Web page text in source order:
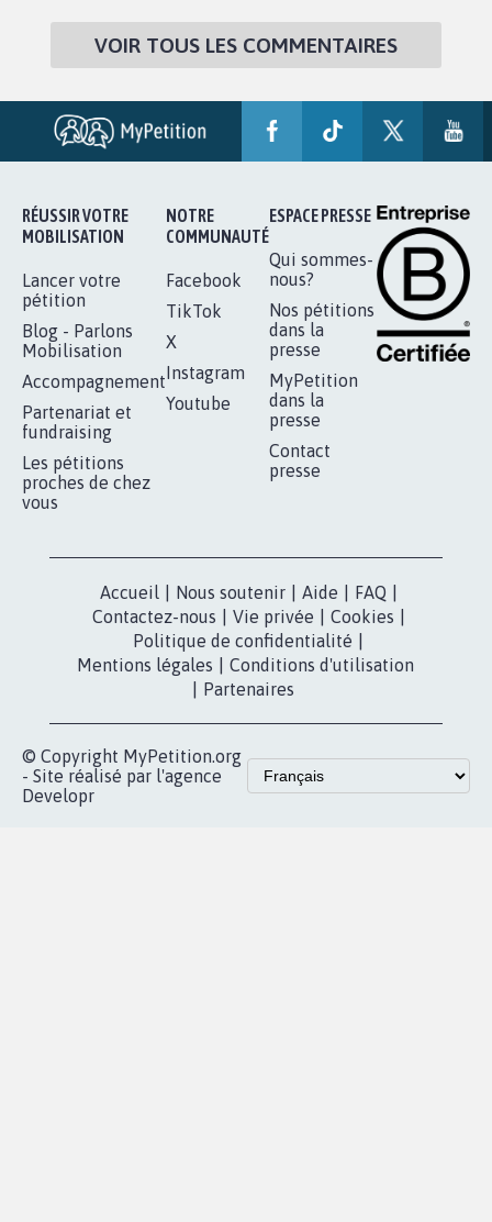
VOIR TOUS LES COMMENTAIRES
RÉUSSIR VOTRE
MOBILISATION
Lancer votre
pétition
Blog - Parlons
Mobilisation
Accompagnement
Partenariat et
fundraising
Les pétitions
proches de chez
vous
NOTRE
COMMUNAUTÉ
Facebook
TikTok
X
Instagram
Youtube
ESPACE PRESSE
Qui sommes-
nous?
Nos pétitions
dans la
presse
MyPetition
dans la
presse
Contact
presse
Accueil Nous soutenir Aide FAQ
Contactez-nous
Vie privée Cookies
Politique de confidentialité
Mentions légales
Conditions d'utilisation
Partenaires
© Copyright MyPetition.org
- Site réalisé par l'agence
Developr